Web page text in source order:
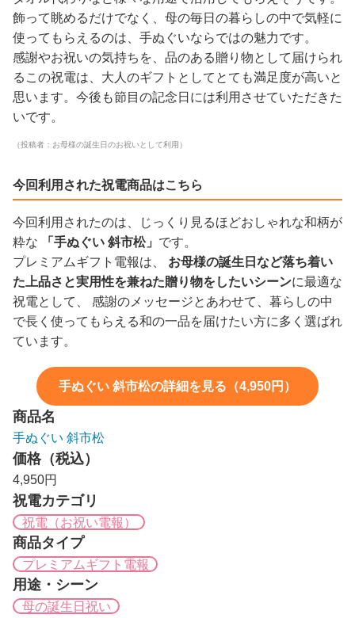
飾って眺めるだけでなく、母の毎日の暮らしの中で気軽に
使ってもらえるのは、手ぬぐいならではの魅力です。
感謝やお祝いの気持ちを、品のある贈り物として届けられ
るこの祝電は、大人のギフトとしてとても満足度が高いと
思います。今後も節目の記念日には利用させていただきた
いです。
（投稿者：お母様の誕生日のお祝いとして利用）
今回利用された祝電商品はこちら
今回利用されたのは、じっくり見るほどおしゃれな和柄が
粋な
「手ぬぐい 斜市松」 です。
プレミアムギフト電報は、 お母様の誕生日など落ち着い
た上品さと実用性を兼ねた贈り物をしたいシーンに最適な
祝電として、 感謝のメッセージとあわせて、暮らしの中
で長く使ってもらえる和の一品を届けたい方に多く選ばれ
ています。
手ぬぐい 斜市松の詳細を見る（4,950円）
商品名
手ぬぐい 斜市松
価格（税込）
4,950円
祝電カテゴリ
祝電（お祝い電報）
商品タイプ
プレミアムギフト電報
用途・シーン
母の誕生日祝い